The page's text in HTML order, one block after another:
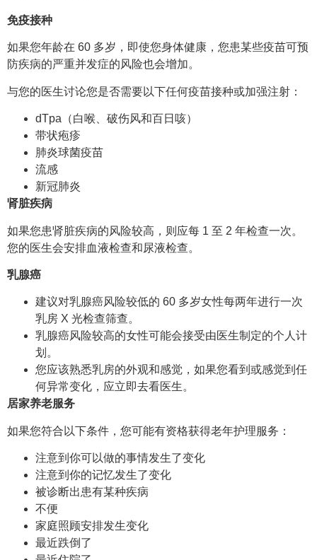
免疫接种
如果您年龄在 60 多岁，即使您身体健康，您患某些疫苗可预
防疾病的严重并发症的风险也会增加。
与您的医生讨论您是否需要以下任何疫苗接种或加强注射：
dTpa（白喉、破伤风和百日咳）
带状疱疹
肺炎球菌疫苗
流感
新冠肺炎
肾脏疾病
如果您患肾脏疾病的风险较高，则应每 1 至 2 年检查一次。
您的医生会安排血液检查和尿液检查。
乳腺癌
建议对乳腺癌风险较低的 60 多岁女性每两年进行一次
乳房 X 光检查筛查。
乳腺癌风险较高的女性可能会接受由医生制定的个人计
划。
您应该熟悉乳房的外观和感觉，如果您看到或感觉到任
何异常变化，应立即去看医生。
居家养老服务
如果您符合以下条件，您可能有资格获得老年护理服务：
注意到你可以做的事情发生了变化
注意到你的记忆发生了变化
被诊断出患有某种疾病
不便
家庭照顾安排发生变化
最近跌倒了